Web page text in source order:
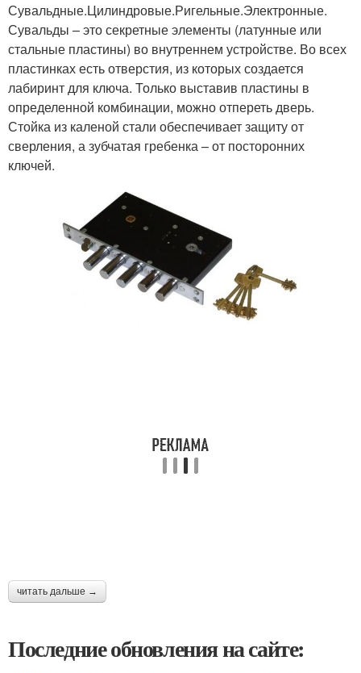
Сувальдные.Цилиндровые.Ригельные.Электронные.
Сувальды – это секретные элементы (латунные или
стальные пластины) во внутреннем устройстве. Во всех
пластинках есть отверстия, из которых создается
лабиринт для ключа. Только выставив пластины в
определенной комбинации, можно отпереть дверь.
Стойка из каленой стали обеспечивает защиту от
сверления, а зубчатая гребенка – от посторонних
ключей.
читать дальше →
Последние обновления на сайте: